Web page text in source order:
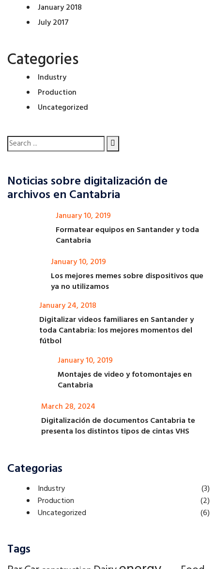
January 2018
July 2017
Categories
Industry
Production
Uncategorized
Noticias sobre digitalización de
archivos en Cantabria
January 10, 2019
Formatear equipos en Santander y toda
Cantabria
January 10, 2019
Los mejores memes sobre dispositivos que
ya no utilizamos
January 24, 2018
Digitalizar videos familiares en Santander y
toda Cantabria: los mejores momentos del
fútbol
January 10, 2019
Montajes de video y fotomontajes en
Cantabria
March 28, 2024
Digitalización de documentos Cantabria te
presenta los distintos tipos de cintas VHS
Categorias
Industry
(3)
Production
(2)
Uncategorized
(6)
Tags